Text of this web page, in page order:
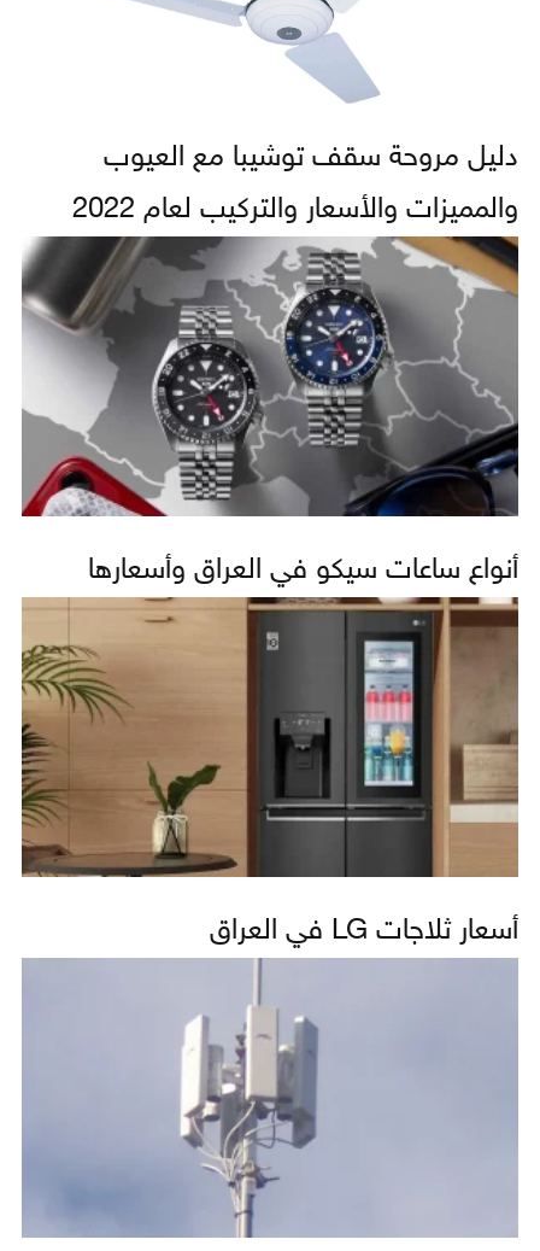
دليل مروحة سقف توشيبا مع العيوب
والمميزات والأسعار والتركيب لعام 2022
أنواع ساعات سيكو في العراق وأسعارها
أسعار ثلاجات LG في العراق